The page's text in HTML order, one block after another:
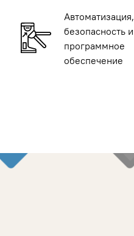
Автоматизация,
безопасность и
программное
обеспечение